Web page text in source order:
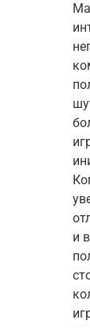
и